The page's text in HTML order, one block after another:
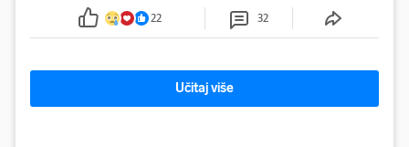
tamošnji liječnici ne vjeruju u oporavak: 'Imamo
22 32
Učitaj više